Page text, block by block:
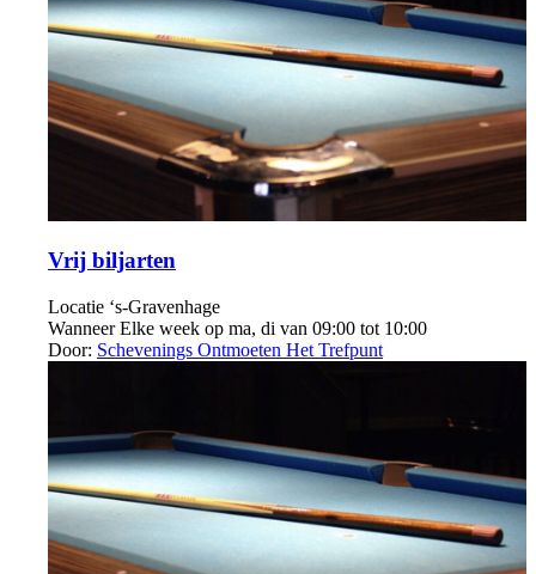
Vrij biljarten
Locatie ‘s-Gravenhage
Wanneer Elke week op ma, di van 09:00 tot 10:00
Door: Schevenings Ontmoeten Het Trefpunt